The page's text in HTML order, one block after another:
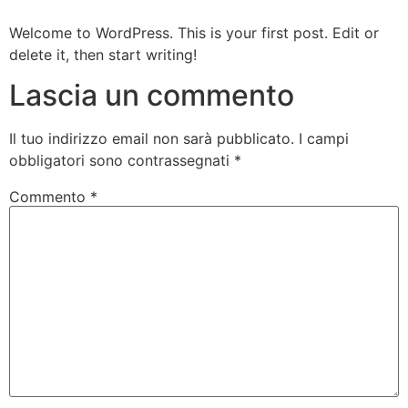
Welcome to WordPress. This is your first post. Edit or
delete it, then start writing!
Lascia un commento
Il tuo indirizzo email non sarà pubblicato. I campi
obbligatori sono contrassegnati *
Commento *